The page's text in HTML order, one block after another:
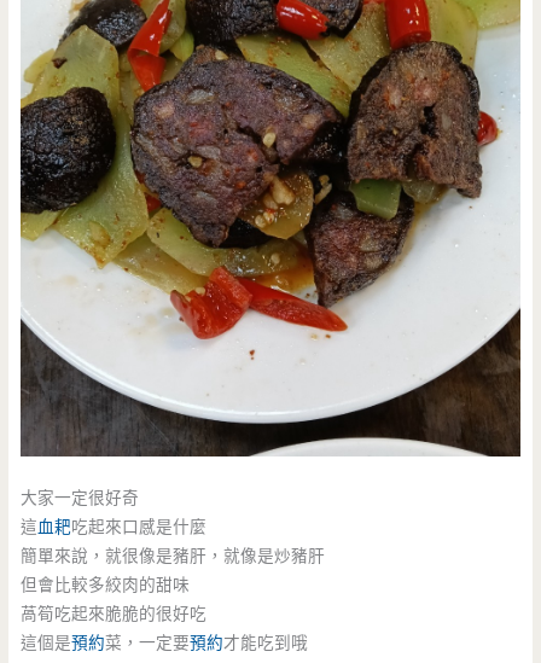
大家一定很好奇
這血耙吃起來口感是什麼
簡單來說，就很像是豬肝，就像是炒豬肝
但會比較多絞肉的甜味
萵筍吃起來脆脆的很好吃
這個是預約菜，一定要預約才能吃到哦